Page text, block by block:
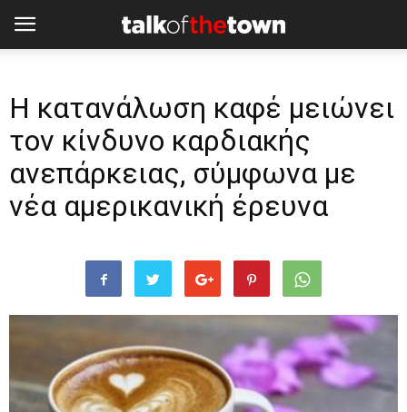
Η κατανάλωση καφέ μειώνει
τον κίνδυνο καρδιακής
ανεπάρκειας, σύμφωνα με
νέα αμερικανική έρευνα